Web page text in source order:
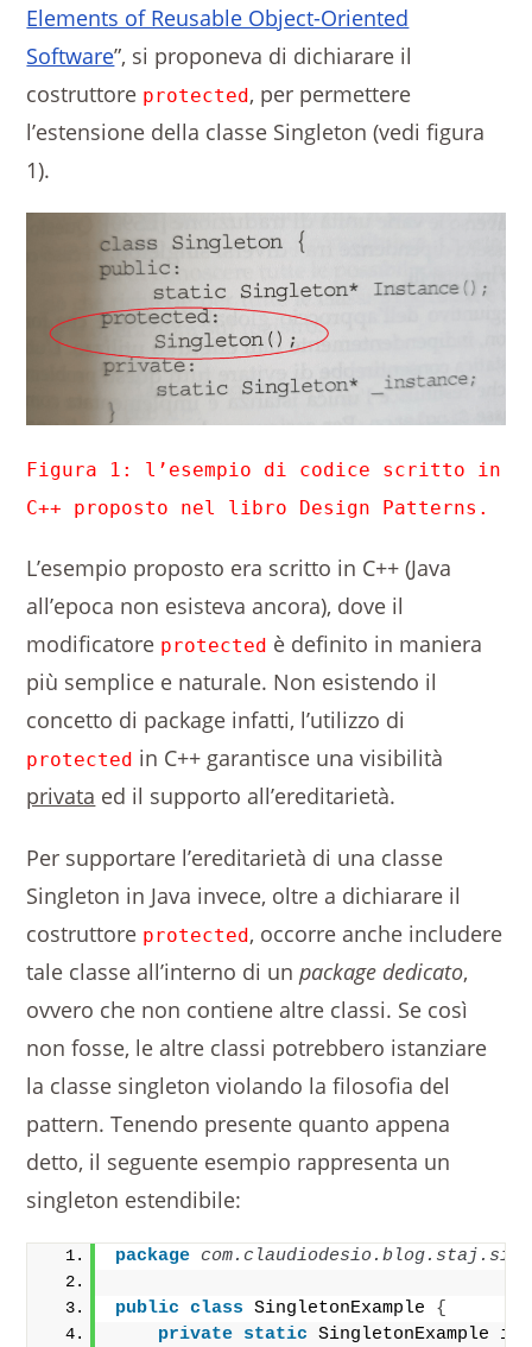
Elements of Reusable Object-Oriented
Software”, si proponeva di dichiarare il
costruttore protected, per permettere
l’estensione della classe Singleton (vedi figura
1).
Figura 1: l’esempio di codice scritto in
C++ proposto nel libro Design Patterns.
L’esempio proposto era scritto in C++ (Java
all’epoca non esisteva ancora), dove il
modificatore protected è definito in maniera
più semplice e naturale. Non esistendo il
concetto di package infatti, l’utilizzo di
protected in C++ garantisce una visibilità
privata ed il supporto all’ereditarietà.
Per supportare l’ereditarietà di una classe
Singleton in Java invece, oltre a dichiarare il
costruttore protected, occorre anche includere
tale classe all’interno di unpackage dedicato,
ovvero che non contiene altre classi. Se così
non fosse, le altre classi potrebbero istanziare
la classe singleton violando la filosofia del
pattern. Tenendo presente quanto appena
detto, il seguente esempio rappresenta un
singleton estendibile:
package
public class SingletonExample {
private static SingletonExample